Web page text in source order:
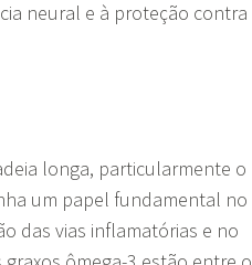
neural e à proteção contra
longa, particularmente o
um papel fundamental no
das vias inflamatórias e no